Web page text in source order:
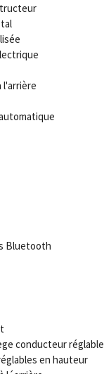
Bluetooth
conducteur réglable
en hauteur